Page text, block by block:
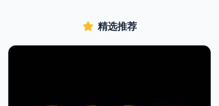
精选推荐